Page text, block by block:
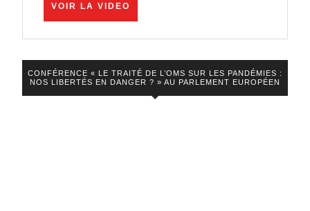
ça
? »
VOIR LA VIDEO
CONFÉRENCE « LE TRAITÉ DE L’OMS SUR LES PANDÉMIES :
NOS LIBERTÉS EN DANGER ? » AU PARLEMENT EUROPÉEN